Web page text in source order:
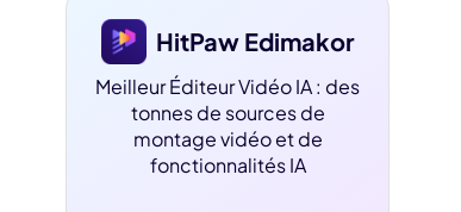
HitPaw Edimakor
Meilleur Éditeur Vidéo IA : des
tonnes de sources de
montage vidéo et de
fonctionnalités IA